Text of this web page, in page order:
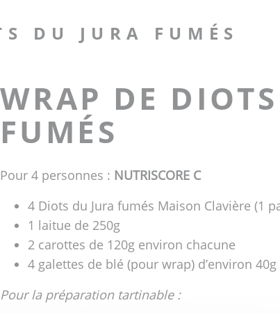
DU JURA FUMÉS
WRAP DE
FUMÉS
Pour 4 personnes : NUTRISCORE C
4 Diots du Jura fumés Maison Clavière (1
1 laitue de 250g
2 carottes de 120g environ chacune
4 galettes de blé (pour wrap) d’environ
Pour la préparation tartinable :